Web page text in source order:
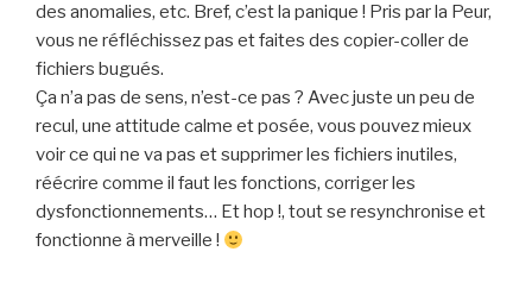
des anomalies, etc. Bref, c’est la panique ! Pris par la Peur,
vous ne réfléchissez pas et faites des copier-coller de
fichiers bugués.
Ça n’a pas de sens, n’est-ce pas ? Avec juste un peu de
recul, une attitude calme et posée, vous pouvez mieux
voir ce qui ne va pas et supprimer les fichiers inutiles,
réécrire comme il faut les fonctions, corriger les
dysfonctionnements… Et hop !, tout se resynchronise et
fonctionne à merveille !